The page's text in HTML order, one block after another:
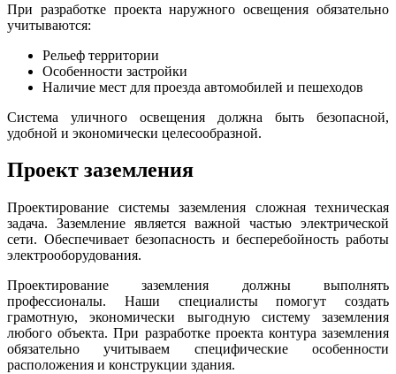
При разработке проекта наружного освещения обязательно
учитываются:
Рельеф территории
Особенности застройки
Наличие мест для проезда автомобилей и пешеходов
Система уличного освещения должна быть безопасной,
удобной и экономически целесообразной.
Проект заземления
Проектирование системы заземления сложная техническая
задача. Заземление является важной частью электрической
сети. Обеспечивает безопасность и бесперебойность работы
электрооборудования.
Проектирование заземления должны выполнять
профессионалы. Наши специалисты помогут создать
грамотную, экономически выгодную систему заземления
любого объекта. При разработке проекта контура заземления
обязательно учитываем специфические особенности
расположения и конструкции здания.